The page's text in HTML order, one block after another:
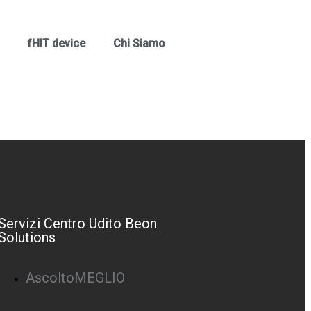
fHIT device Chi Siamo
Centro Udito Beon
AscoltoMEGLIO